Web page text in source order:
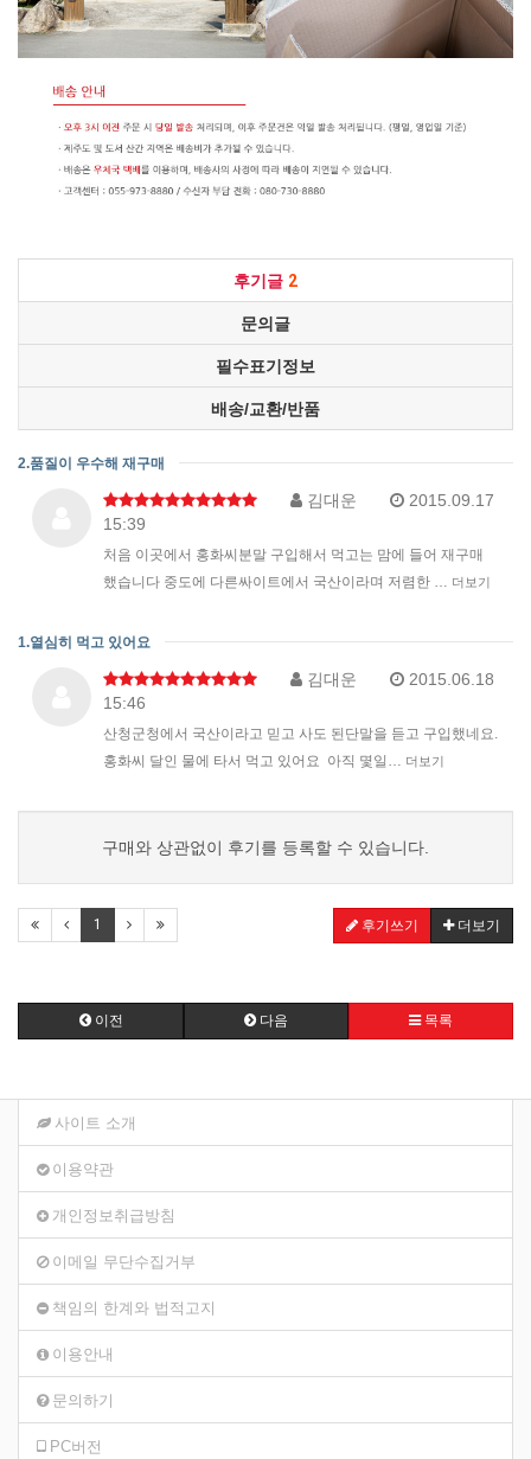
후기글 2
문의글
필수표기정보
배송/교환/반품
2.품질이 우수해 재구매
김대운
2015.09.17
15:39
처음 이곳에서 홍화씨분말 구입해서 먹고는 맘에 들어 재구매
했습니다 중도에 다른싸이트에서 국산이라며 저렴한 … 더보기
1.열심히 먹고 있어요
김대운
2015.06.18
15:46
산청군청에서 국산이라고 믿고 사도 된단말을 듣고 구입했네요.
홍화씨 달인 물에 타서 먹고 있어요 아직 몇일… 더보기
구매와 상관없이 후기를 등록할 수 있습니다.
1 후기쓰기 더보기
이전 다음 목록
사이트 소개
이용약관
개인정보취급방침
이메일 무단수집거부
책임의 한계와 법적고지
이용안내
문의하기
PC버전